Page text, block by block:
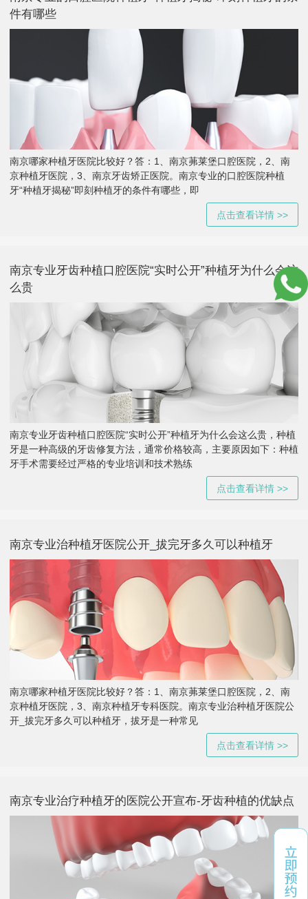
件有哪些
南京哪家种植牙医院比较好？答：1、南京茀莱堡口腔医院，2、南
京种植牙医院，3、南京牙齿矫正医院。南京专业的口腔医院种植
牙“种植牙揭秘”即刻种植牙的条件有哪些，即
点击查看详情 >>
南京专业牙齿种植口腔医院“实时公开”种植牙为什么会这
么贵
南京专业牙齿种植口腔医院“实时公开”种植牙为什么会这么贵，种植
牙是一种高级的牙齿修复方法，通常价格较高，主要原因如下：种植
牙手术需要经过严格的专业培训和技术熟练
点击查看详情 >>
南京专业治种植牙医院公开_拔完牙多久可以种植牙
南京哪家种植牙医院比较好？答：1、南京茀莱堡口腔医院，2、南
京种植牙医院，3、南京种植牙专科医院。南京专业治种植牙医院公
开_拔完牙多久可以种植牙，拔牙是一种常见
点击查看详情 >>
南京专业治疗种植牙的医院公开宣布-牙齿种植的优缺点